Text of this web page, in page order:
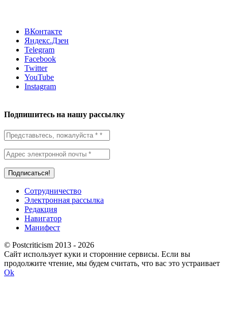
ВКонтакте
Яндекс.Дзен
Telegram
Facebook
Twitter
YouTube
Instagram
Подпишитесь на нашу рассылку
Сотрудничество
Электронная рассылка
Редакция
Навигатор
Манифест
© Postcriticism 2013 - 2026
Сайт использует куки и сторонние сервисы. Если вы
продолжите чтение, мы будем считать, что вас это устраивает
Ok